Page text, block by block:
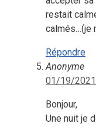
restait
calmés…(je
Répondre
Anonyme
01/19/2021
Bonjour,
Une nuit je